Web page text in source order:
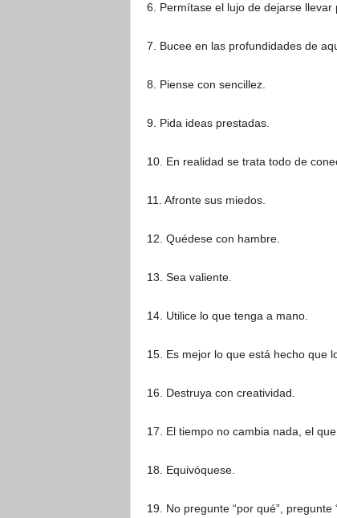
6. Permítase el lujo de dejarse llevar
7. Bucee en las profundidades de
8. Piense con sencillez.
9. Pida ideas prestadas.
10. En realidad se trata todo de
11. Afronte sus miedos.
12. Quédese con hambre.
13. Sea valiente.
14. Utilice lo que tenga a mano.
15. Es mejor lo que está hecho que
16. Destruya con creatividad.
17. El tiempo no cambia nada, el
18. Equivóquese.
19. No pregunte “por qué”, pregunte